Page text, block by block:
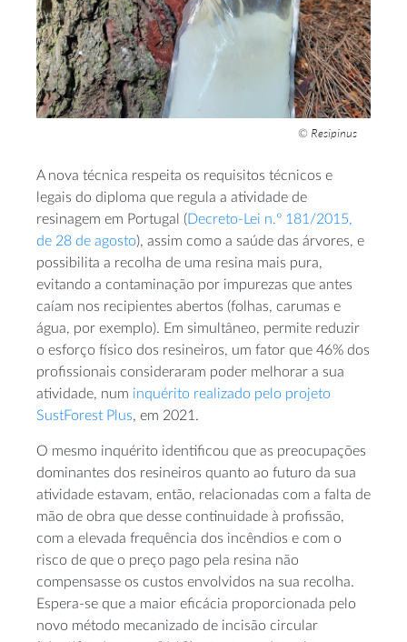
© Resipinus
A nova técnica respeita os requisitos técnicos e
legais do diploma que regula a atividade de
resinagem em Portugal (Decreto-Lei n.º 181/2015,
de 28 de agosto), assim como a saúde das árvores, e
possibilita a recolha de uma resina mais pura,
evitando a contaminação por impurezas que antes
caíam nos recipientes abertos (folhas, carumas e
água, por exemplo). Em simultâneo, permite reduzir
o esforço físico dos resineiros, um fator que 46% dos
profissionais consideraram poder melhorar a sua
atividade, num inquérito realizado pelo projeto
SustForest Plus, em 2021.
O mesmo inquérito identificou que as preocupações
dominantes dos resineiros quanto ao futuro da sua
atividade estavam, então, relacionadas com a falta de
mão de obra que desse continuidade à profissão,
com a elevada frequência dos incêndios e com o
risco de que o preço pago pela resina não
compensasse os custos envolvidos na sua recolha.
Espera-se que a maior eficácia proporcionada pelo
novo método mecanizado de incisão circular